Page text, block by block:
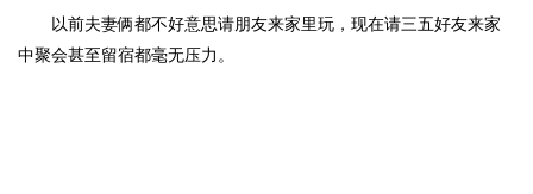
以前夫妻俩都不好意思请朋友来家里玩，现在请三五好友来家
中聚会甚至留宿都毫无压力。